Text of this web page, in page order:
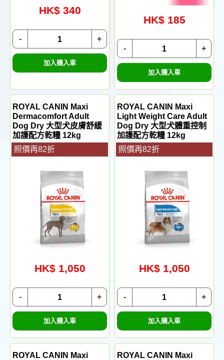
HK$ 340
+
-
加入購入車
HK$ 185
+
-
加入購入車
ROYAL CANIN Maxi
Dermacomfort Adult
Dog Dry 大型犬皮膚舒緩
加護配方乾糧 12kg
照價再82折
HK$ 1,050
+
-
加入購入車
ROYAL CANIN Maxi
Light Weight Care Adult
Dog Dry 大型犬體重控制
加護配方乾糧 12kg
照價再82折
HK$ 1,050
+
-
加入購入車
ROYAL CANIN Maxi
ROYAL CANIN Maxi